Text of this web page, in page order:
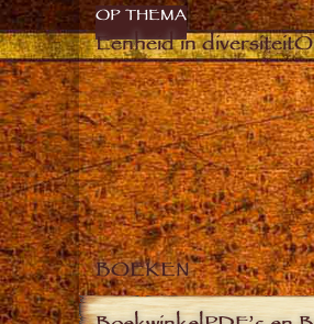
OP THEMA
Eenheid in diversiteit
BOEKEN